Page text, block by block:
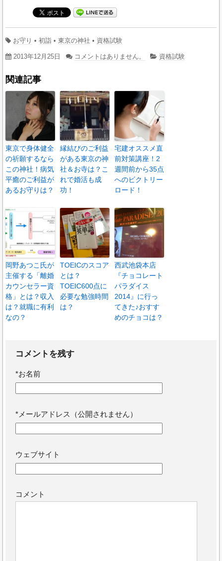
お守り • 初詣 • 東京の神社 • 資格試験
2013年12月25日 コメントはありません。 資格試験
関連記事
東京で身体健全
の祈願するなら
この神社！病気
平癒のご利益が
あるお守りは？
縁結びのご利益
がある東京の神
社＆お寺は？こ
れで婚活も成
功！
宅建オススメ直
前対策講座！2
週間前から35点
へのビクトリー
ロード！
岡野あつこ氏が
主催する「離婚
カウンセラー資
格」とは？収入
は？就職に有利
なの？
TOEICのスコア
とは？
TOEIC600点に
必要な勉強時間
は？
西武池袋本店
『チョコレート
パラダイス
2014』に行っ
てきた♪おすす
めのチョコは？
コメントを残す
*お名前
* メールアドレス（公開されません）
ウェブサイト
コメント